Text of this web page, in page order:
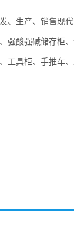
、生产、销售现
强酸强碱储存柜
工具柜、手推车、